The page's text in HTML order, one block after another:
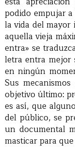
podido empujar
la vida del mayor
aquella vieja
entra» se
letra entra mejor
en ningún
Sus
objetivo último:
es así, que
del público, se
un documental
masticar para